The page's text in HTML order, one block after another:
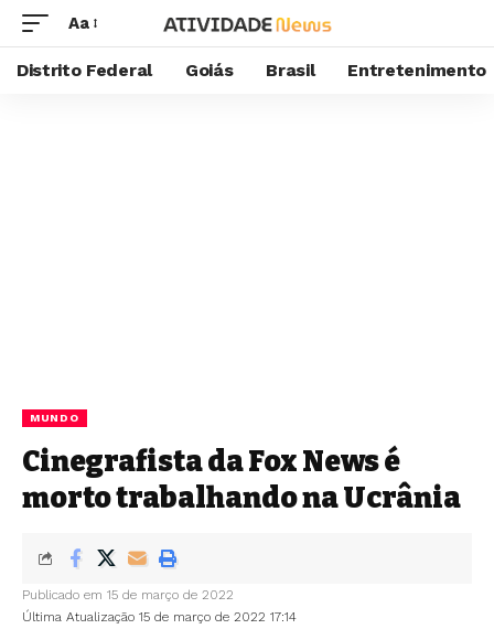
Aa
Distrito Federal Goiás Brasil Entretenimento
MUNDO
Cinegrafista da Fox News é
morto trabalhando na Ucrânia
Última Atualização 15 de março de 2022 17:14
Publicado em 15 de março de 2022